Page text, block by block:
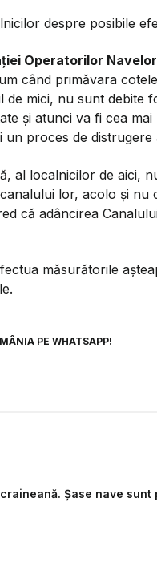
despre posibile
Operatorilor
când primăvara
de mici, nu sunt debite
și atunci va fi cea
proces de distrugere
al localnicilor de aici,
lor, acolo și
că adâncirea
măsurătorile
PE WHATSAPP!
Șase nave